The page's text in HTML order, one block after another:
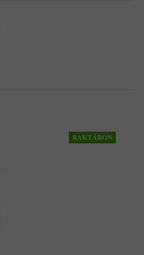
RAKTÁRON